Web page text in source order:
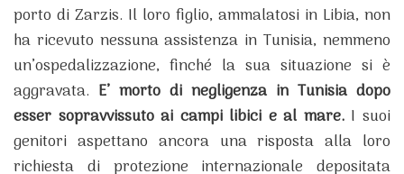
porto di Zarzis. Il loro figlio, ammalatosi in Libia, non
ha ricevuto nessuna assistenza in Tunisia, nemmeno
un’ospedalizzazione, finché la sua situazione si è
aggravata. E’ morto di negligenza in Tunisia dopo
esser sopravvissuto ai campi libici e al mare.I suoi
genitori aspettano ancora una risposta alla loro
richiesta di protezione internazionale depositata